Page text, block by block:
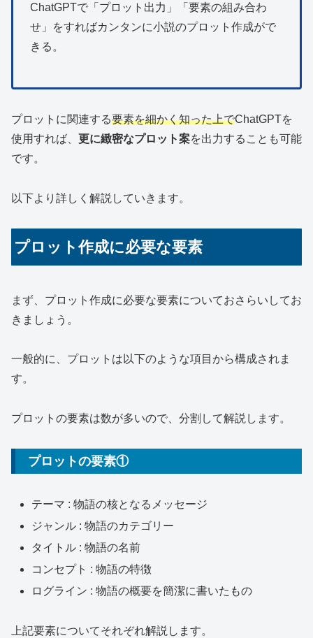
ChatGPTで「プロット出力」「要素の組み合わ
せ」をすればカンタンに小説のプロット作成がで
きる。
プロットに関連する要素を細かく知った上でChatGPTを
使用すれば、 更に緻密なプロット案を出力することも可能
です。
以下より詳しく解説していきます。
プロット作成に必要な要素
まず、プロット作成に必要な要素についておさらいしてお
きましょう。
一般的に、プロットは以下のような項目から構成されま
す。
プロットの要素は数が多いので、分割して解説します。
プロットの要素①
テーマ : 物語の核となるメッセージ
ジャンル : 物語のカテゴリー
タイトル : 物語の名前
コンセプト : 物語の特徴
ログライン : 物語の概要を簡潔に書いたもの
上記要素についてそれぞれ解説します。